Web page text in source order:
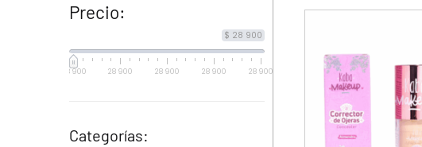
Precio:
$ 28 900
28 900 28 900 28 900 28 900 28 900
Categorías: